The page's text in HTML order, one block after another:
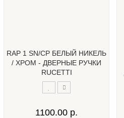
RAP 1 SN/CP БЕЛЫЙ НИКЕЛЬ
/ ХРОМ - ДВЕРНЫЕ РУЧКИ
RUCETTI
1100.00 р.